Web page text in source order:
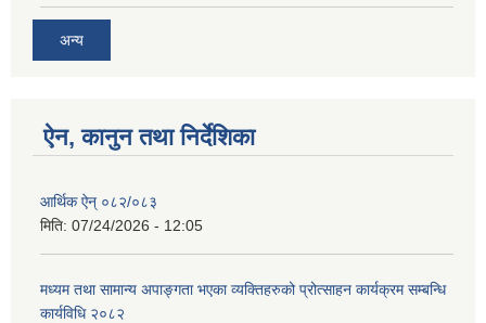
अन्य
ऐन, कानुन तथा निर्देशिका
आर्थिक ऐन् ०८२/०८३
मिति: 07/24/2026 - 12:05
मध्यम तथा सामान्य अपाङ्गता भएका व्यक्तिहरुको प्रोत्साहन कार्यक्रम सम्बन्धि
कार्यविधि २०८२